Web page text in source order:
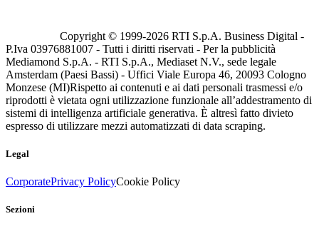
Copyright © 1999-2026 RTI S.p.A. Business Digital -
P.Iva 03976881007 - Tutti i diritti riservati - Per la pubblicità
Mediamond S.p.A. - RTI S.p.A., Mediaset N.V., sede legale
Amsterdam (Paesi Bassi) - Uffici Viale Europa 46, 20093 Cologno
Monzese (MI)Rispetto ai contenuti e ai dati personali trasmessi e/o
riprodotti è vietata ogni utilizzazione funzionale all’addestramento di
sistemi di intelligenza artificiale generativa. È altresì fatto divieto
espresso di utilizzare mezzi automatizzati di data scraping.
Legal
CorporatePrivacy PolicyCookie Policy
Sezioni